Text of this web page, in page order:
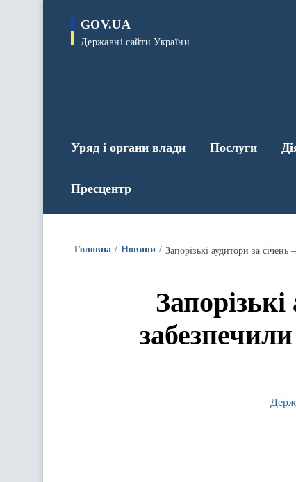
GOV.UA
Державні сайти України
Уряд і органи влади Послуги
Пресцентр
Головна Новини Запорізькі аудитори за